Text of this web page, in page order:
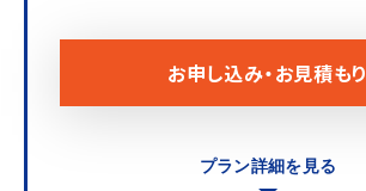
お申し込み・お見積もり
プラン詳細を見る